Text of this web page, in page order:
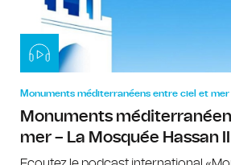
Monuments méditerranéens entre ciel et mer
Monuments
mer – La Mosquée Hassan